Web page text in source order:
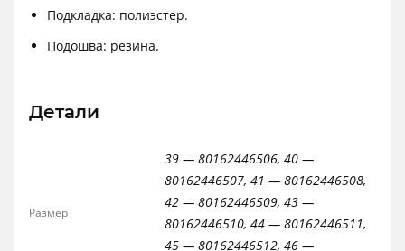
Подкладка: полиэстер.
Подошва: резина.
Детали
Размер
39 — 80162446506, 40 —
80162446507, 41 — 80162446508,
42 — 80162446509, 43 —
80162446510, 44 — 80162446511,
45 — 80162446512, 46 —